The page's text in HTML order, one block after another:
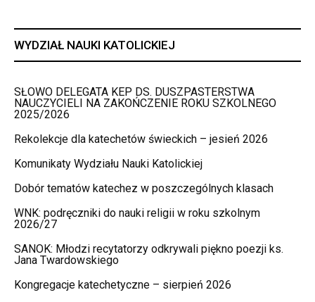
WYDZIAŁ NAUKI KATOLICKIEJ
SŁOWO DELEGATA KEP DS. DUSZPASTERSTWA
NAUCZYCIELI NA ZAKOŃCZENIE ROKU SZKOLNEGO
2025/2026
Rekolekcje dla katechetów świeckich – jesień 2026
Komunikaty Wydziału Nauki Katolickiej
Dobór tematów katechez w poszczególnych klasach
WNK: podręczniki do nauki religii w roku szkolnym
2026/27
SANOK: Młodzi recytatorzy odkrywali piękno poezji ks.
Jana Twardowskiego
Kongregacje katechetyczne – sierpień 2026